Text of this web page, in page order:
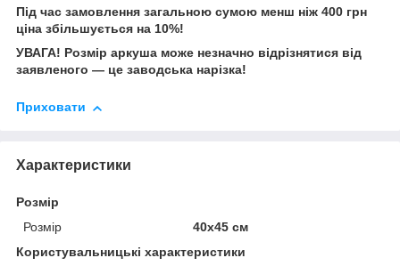
Під час замовлення загальною сумою менш ніж 400 грн
ціна збільшується на 10%!
УВАГА! Розмір аркуша може незначно відрізнятися від
заявленого — це заводська нарізка!
Приховати
Характеристики
Розмір
Розмір
40х45 см
Користувальницькі характеристики